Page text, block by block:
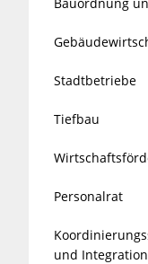
Stadtbetriebe
Tiefbau
Personalrat
und Integration